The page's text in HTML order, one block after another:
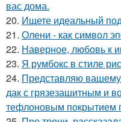
вас дома.
20. Ищете идеальный
21. Олени - как символ
22. Наверное, любовь к
23. Я румбокс в стиле
24. Представляю
дак с грязезашитным и
тефлоновым покрытием